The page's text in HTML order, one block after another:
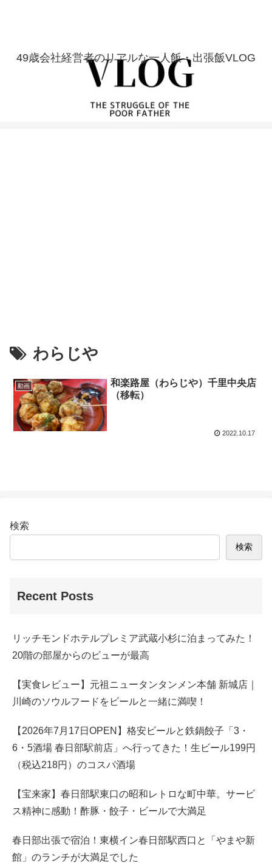
49歳会社経営者のリアルな一人飯・出張飯VLOG
わらじや
動画
和楽路屋（わらじや）千里中央店
（移転）
2022.10.17
検索
検索
Recent Posts
リッチモンドホテルプレミア武蔵小杉に泊まってみた！
20階の部屋からのビューが最高
【実食レビュー】元祖ニュータンタンメン本舗 新城店｜
川崎のソウルフードをビールと一緒に満喫！
【2026年7月17日OPEN】格安ビールと鉄鍋餃子「3・
6・5酒場 春日部駅前店」へ行ってきた！生ビール199円
（税込218円）のコスパ酒場
【宝来家】春日部駅東口の昭和レトロな町中華。サービ
ス精神に感動！酢豚・餃子・ビールで大満足
春日部出張で宿泊！東横イン春日部駅西口と「やまや新
館」のランチが大満足でした